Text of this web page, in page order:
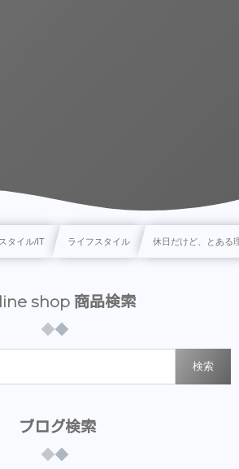
タイル/IT ライフスタイル 休日だけど、とある
shop 商品検索
検索
ブログ検索